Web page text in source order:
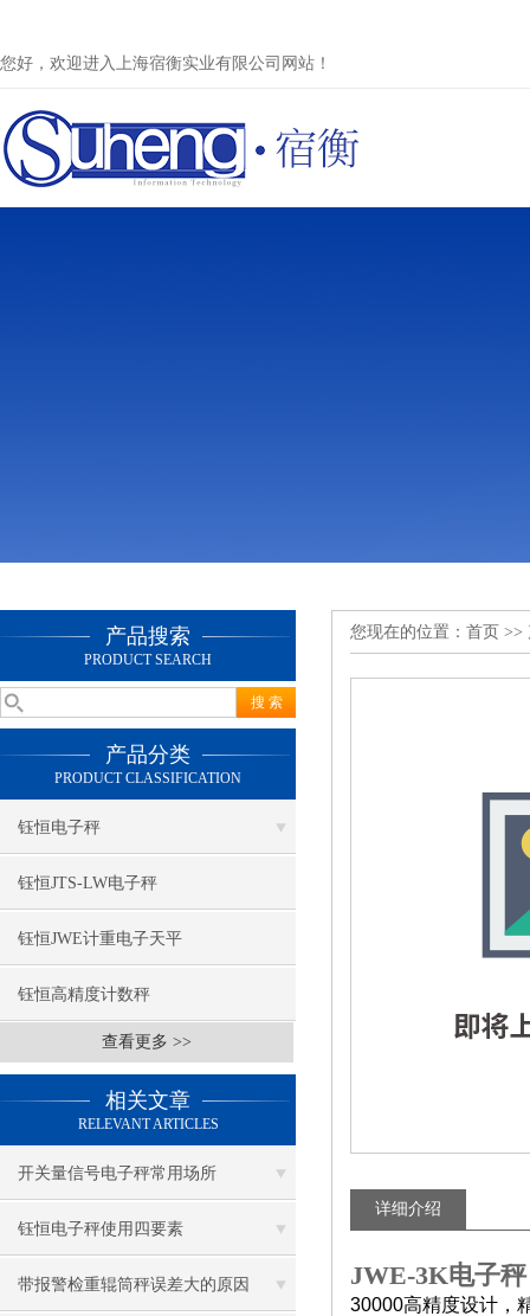
您好，欢迎进入上海宿衡实业有限公司网站！
产品搜索
PRODUCT SEARCH
产品分类
PRODUCT CLASSIFICATION
钰恒电子秤
钰恒JTS-LW电子秤
钰恒JWE计重电子天平
钰恒高精度计数秤
查看更多 >>
相关文章
RELEVANT ARTICLES
开关量信号电子秤常用场所
钰恒电子秤使用四要素
带报警检重辊筒秤误差大的原因
您现在的位置： 首页 >>
详细介绍
JWE-3K电子
30000高精度设计，